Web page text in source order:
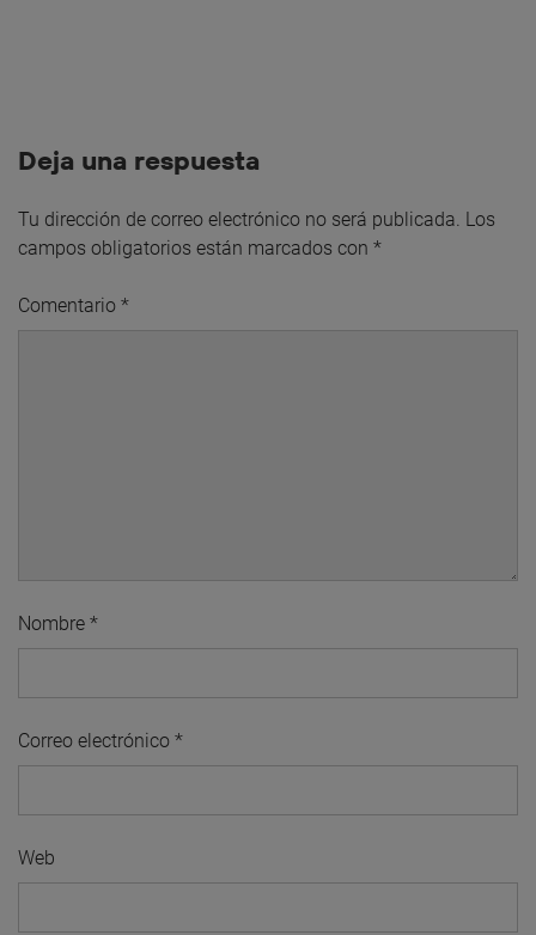
Deja una respuesta
Tu dirección de correo electrónico no será publicada. Los
campos obligatorios están marcados con *
Comentario *
Nombre *
Correo electrónico *
Web